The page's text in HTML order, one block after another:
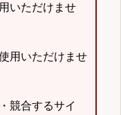
いただけませ
用いただけませ
競合するサイ